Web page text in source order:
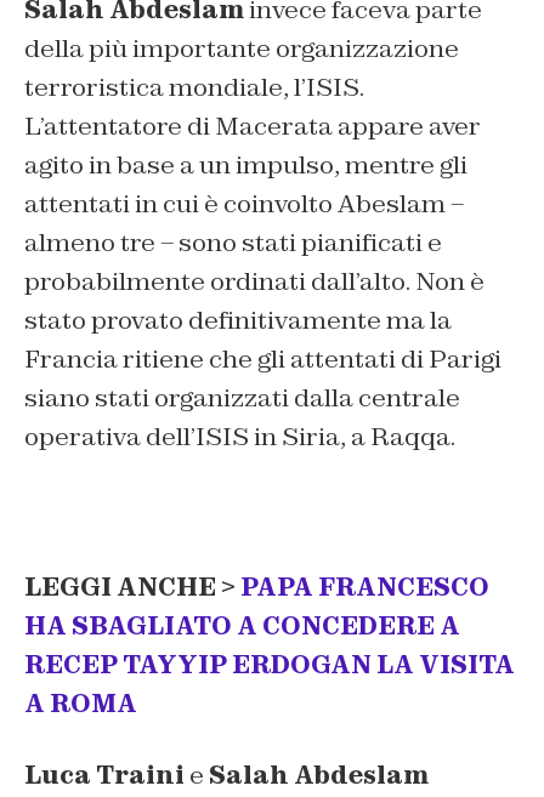
Salah Abdeslaminvece faceva parte
della più importante organizzazione
terroristica mondiale, l’ISIS.
L’attentatore di Macerata appare aver
agito in base a un impulso, mentre gli
attentati in cui è coinvolto Abeslam –
almeno tre – sono stati pianificati e
probabilmente ordinati dall’alto. Non è
stato provato definitivamente ma la
Francia ritiene che gli attentati di Parigi
siano stati organizzati dalla centrale
operativa dell’ISIS in Siria, a Raqqa.
LEGGI ANCHE > PAPA FRANCESCO
HA SBAGLIATO A CONCEDERE A
RECEP TAYYIP ERDOGAN LA VISITA
A ROMA
Luca Traini e Salah Abdeslam